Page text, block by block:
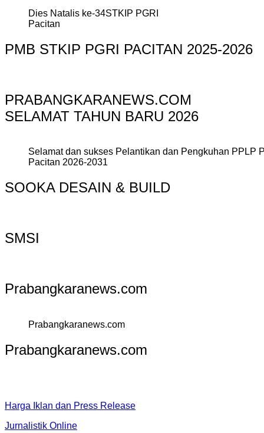
Dies Natalis ke-34STKIP PGRI
Pacitan
PMB STKIP PGRI PACITAN 2025-2026
PRABANGKARANEWS.COM
SELAMAT TAHUN BARU 2026
Selamat dan sukses Pelantikan dan Pengkuhan PPLP
Pacitan 2026-2031
SOOKA DESAIN & BUILD
SMSI
Prabangkaranews.com
Prabangkaranews.com
Prabangkaranews.com
Harga Iklan dan Press Release
Jurnalistik Online